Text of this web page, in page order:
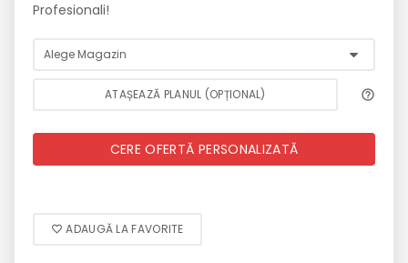
Profesionali!
ATAȘEAZĂ PLANUL (OPȚIONAL)
CERE OFERTĂ PERSONALIZATĂ
ADAUGĂ LA FAVORITE